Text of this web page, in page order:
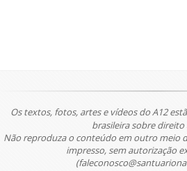
Os textos, fotos, artes e vídeos do A12
brasileira sobre
Não reproduza o conteúdo em outro meio
impresso, sem autorização